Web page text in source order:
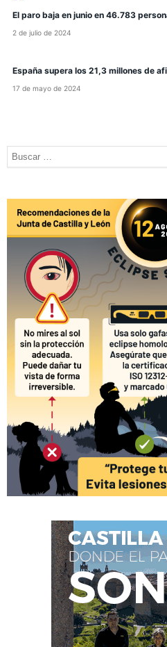
El paro baja en junio en 46.783
2 de julio de 2024
España supera los 21,3 millones de
17 de mayo de 2024